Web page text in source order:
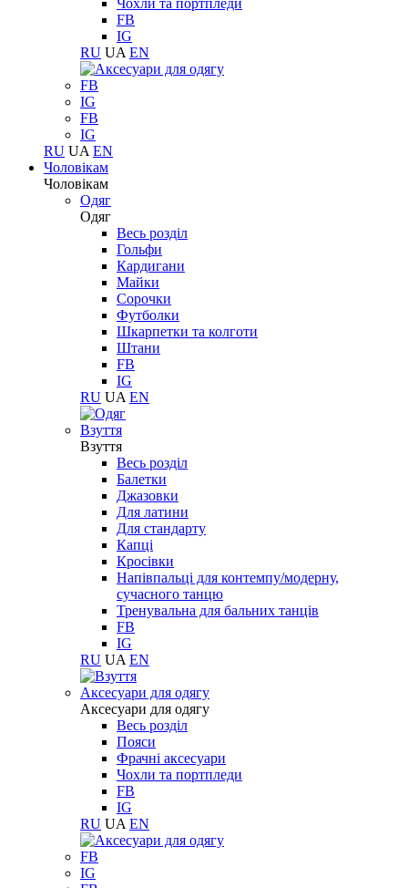
Чохли та портпледи
FB
IG
RU UA EN
FB
IG
FB
IG
RU UA EN
Чоловікам
Чоловікам
Одяг
Одяг
Весь розділ
Гольфи
Кардигани
Майки
Сорочки
Футболки
Шкарпетки та колготи
Штани
FB
IG
RU UA EN
Взуття
Взуття
Весь розділ
Балетки
Джазовки
Для латини
Для стандарту
Капці
Кросівки
Напівпальці для контемпу/модерну,
сучасного танцю
Тренувальна для бальних танців
FB
IG
RU UA EN
Aксесуари для одягу
Aксесуари для одягу
Весь розділ
Пояси
Фрачні аксесуари
Чохли та портпледи
FB
IG
RU UA EN
FB
IG